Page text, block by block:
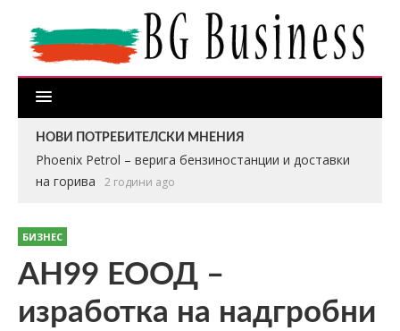
НОВИ ПОТРЕБИТЕЛСКИ МНЕНИЯ
Phoenix Petrol – верига бензиностанции и доставки
на горива
2 години ago
БИЗНЕС
АН99 ЕООД –
изработка на надгробни